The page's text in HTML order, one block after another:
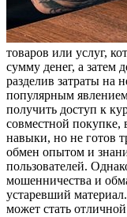
товаров или услуг,
сумму денег, а затем
разделив затраты на
популярным
получить доступ к
совместной покупке,
навыки, но не готов
обмен опытом и
пользователей.
мошенничества и
устаревший
может стать